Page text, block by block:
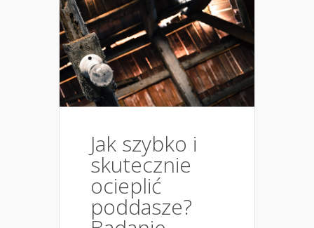
Jak szybko i
skutecznie
ocieplić
poddasze?